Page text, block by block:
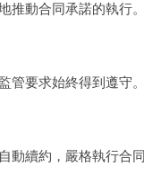
推動合同承諾的執行。
管要求始終得到遵守。
動續約，嚴格執行合同